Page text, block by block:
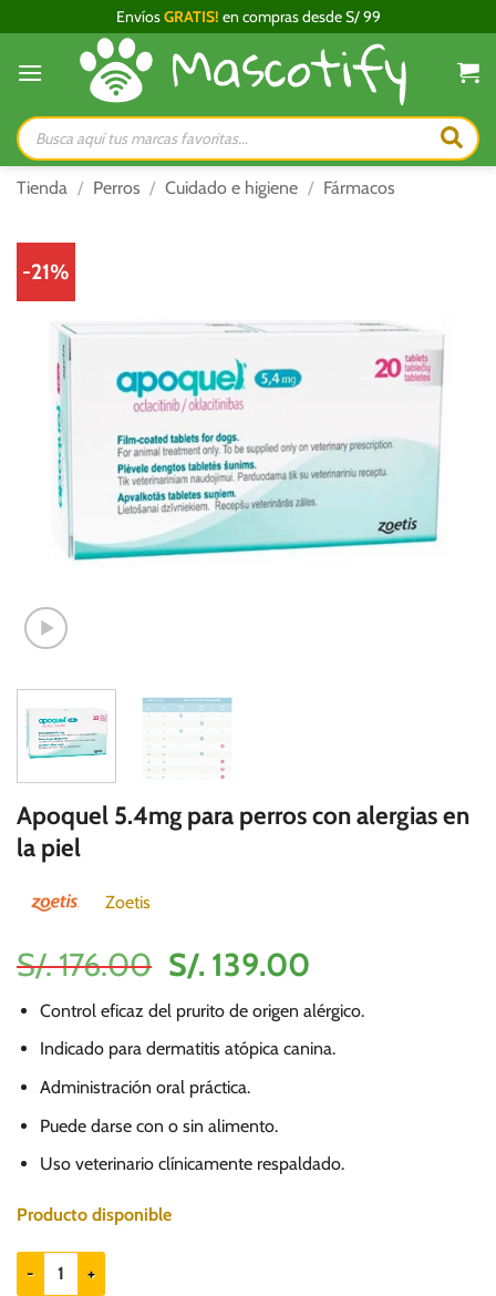
al
contenido
EnvíosGRATIS! en compras desde S/ 99
Búsqueda
de
productos
Tienda / Perros / Cuidado e higiene / Fármacos
-21%
Apoquel 5.4mg para perros con alergias en
la piel
Zoetis
S/.176.00 El
precio
original
era:
S/.
176.00.
S/. 139.00El
precio
actual
es:
Control eficaz del prurito de origen alérgico.
Indicado para dermatitis atópica canina.
Administración oral práctica.
Puede darse con o sin alimento.
Uso veterinario clínicamente respaldado.
Producto disponible
Apoquel 5.4mg para perros con alergias en la piel cantidad